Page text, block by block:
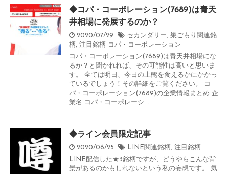
◆コパ・コーポレーション(7689)は青天
井相場に発展するのか？
2020/07/29 セカンダリー, 巣ごもり関連銘
柄, 注目銘柄 コパ・コーポレーション
コパ・コーポレーション(7689)は青天井相場にな
るか？と聞かれれば、その可能性は高いと思いま
す。 全ては明日、今日の上髭を食えるかにかかっ
ているでしょう！その詳細をご覧ください。 コ
パ・コーポレーション(7689)の企業情報まとめ 企
業名 コパ・コーポレーシ ...
◆ライン会員限定記事
2020/06/25 LINE関連銘柄, 注目銘柄
LINE配信した★3銘柄ですが、どうやらこんな背
景があるのかもしれないという私の妄想です。 気